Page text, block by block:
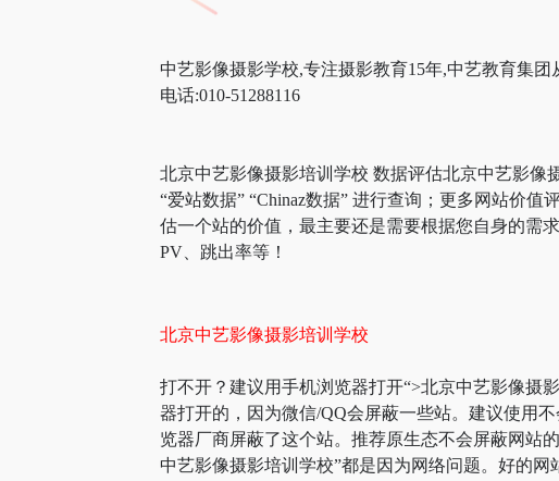
中艺影像摄影学校,专注摄影教育15年,中艺教育集
电话:010-51288116
北京中艺影像摄影培训学校 数据评估北京中艺影像
“爱站数据” “Chinaz数据” 进行查询；更多网站价
估一个站的价值，最主要还是需要根据您自身的需
PV、跳出率等！
北京中艺影像摄影培训学校
打不开？建议用手机浏览器打开“>北京中艺影像摄
器打开的，因为微信/QQ会屏蔽一些站。建议使用
览器厂商屏蔽了这个站。推荐原生态不会屏蔽网站
中艺影像摄影培训学校”都是因为网络问题。好的